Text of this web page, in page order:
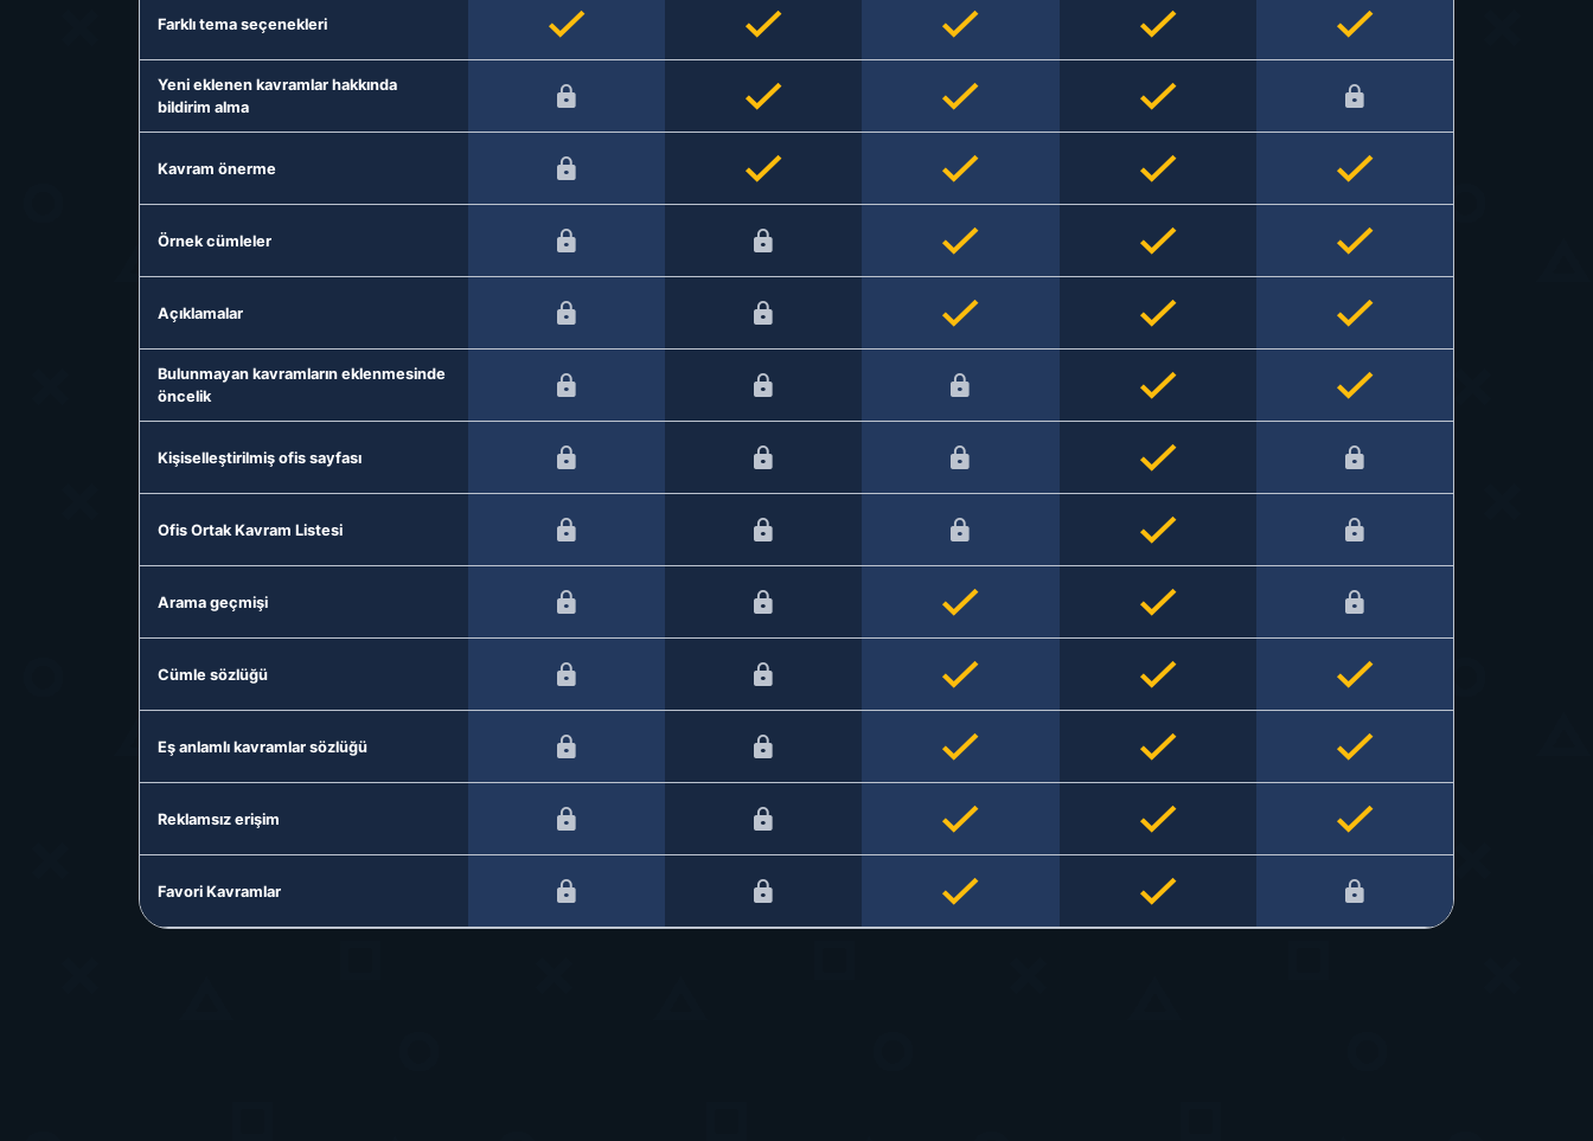
Farklı tema seçenekleri
Yeni eklenen kavramlar hakkında
bildirim alma
Kavram önerme
Örnek cümleler
Açıklamalar
Bulunmayan kavramların eklenmesinde
öncelik
Kişiselleştirilmiş ofis sayfası
Ofis Ortak Kavram Listesi
Arama geçmişi
Cümle sözlüğü
Eş anlamlı kavramlar sözlüğü
Reklamsız erişim
Favori Kavramlar